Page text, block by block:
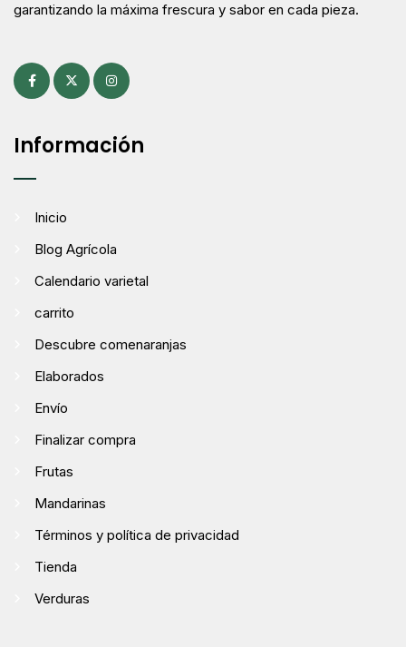
garantizando la máxima frescura y sabor en cada pieza.
Información
Inicio
Blog Agrícola
Calendario varietal
carrito
Descubre comenaranjas
Elaborados
Envío
Finalizar compra
Frutas
Mandarinas
Términos y política de privacidad
Tienda
Verduras